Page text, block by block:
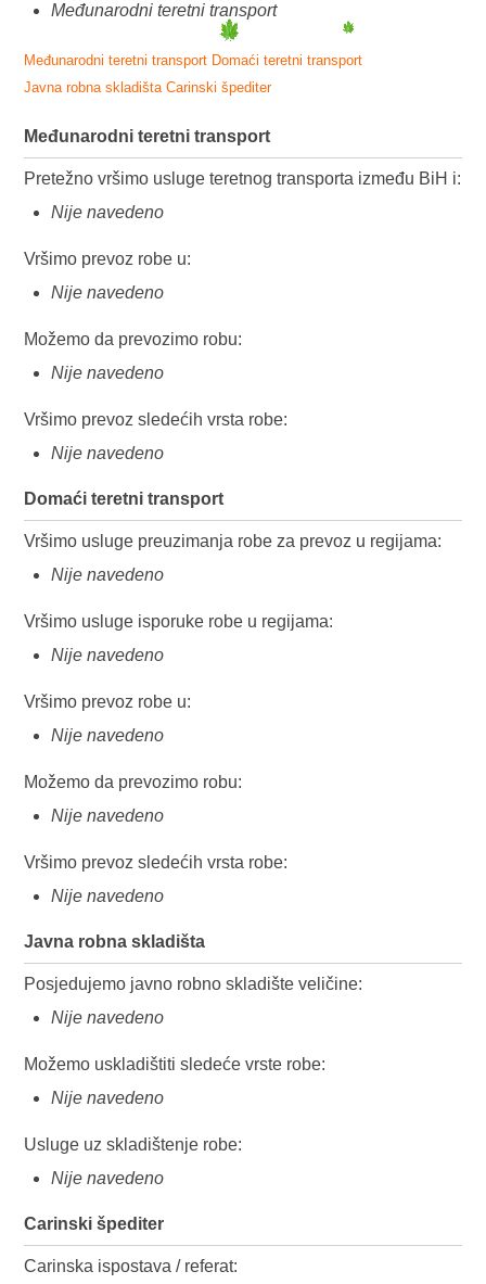
Međunarodni teretni transport
Međunarodni teretni transport Domaći teretni transport
Javna robna skladišta Carinski špediter
Međunarodni teretni transport
Pretežno vršimo usluge teretnog transporta između BiH i:
Nije navedeno
Vršimo prevoz robe u:
Nije navedeno
Možemo da prevozimo robu:
Nije navedeno
Vršimo prevoz sledećih vrsta robe:
Nije navedeno
Domaći teretni transport
Vršimo usluge preuzimanja robe za prevoz u regijama:
Nije navedeno
Vršimo usluge isporuke robe u regijama:
Nije navedeno
Vršimo prevoz robe u:
Nije navedeno
Možemo da prevozimo robu:
Nije navedeno
Vršimo prevoz sledećih vrsta robe:
Nije navedeno
Javna robna skladišta
Posjedujemo javno robno skladište veličine:
Nije navedeno
Možemo uskladištiti sledeće vrste robe:
Nije navedeno
Usluge uz skladištenje robe:
Nije navedeno
Carinski špediter
Carinska ispostava / referat: